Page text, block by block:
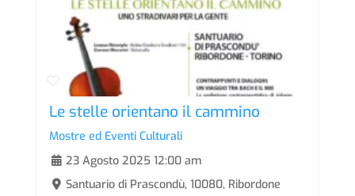
Le stelle orientano il cammino
Mostre ed Eventi Culturali
23 Agosto 2025 12:00 am
Santuario di Prascondù, 10080, Ribordone